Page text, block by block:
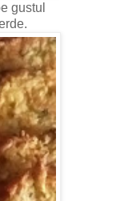
gustul